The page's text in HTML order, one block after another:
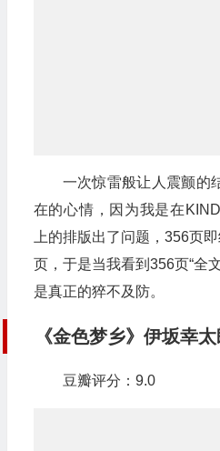
一次惊雷般让人震颤
在的心情，因为我是在
上的排版出了问题，356页
页，于是当我看到356页“
是真正的猝不及防。
《金色梦乡》伊坂幸
豆瓣评分：9.0